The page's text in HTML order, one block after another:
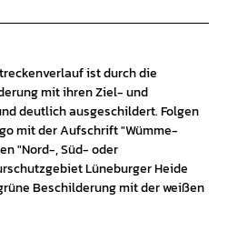
ist durch die
mit ihren Ziel- und
deutlich ausgeschildert. Folgen
mit der Aufschrift "Wümme-
"Nord-, Süd- oder
Lüneburger Heide
Beschilderung mit der weißen